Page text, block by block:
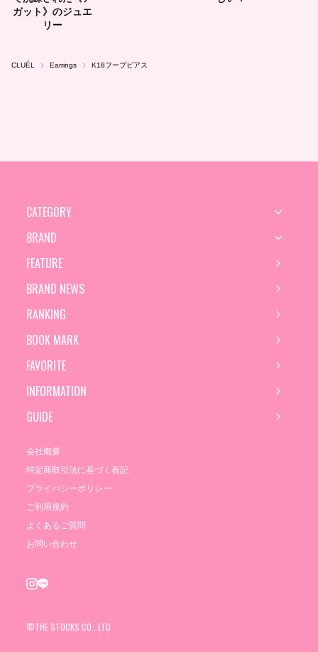
CLUÉL Earrings K18フープピアス
CATEGORY
BRAND
FEATURE
BRAND NEWS
RANKING
BOOK MARK
FAVORITE
INFORMATION
GUIDE
会社概要
特定商取引法に基づく表記
プライバシーポリシー
ご利用規約
よくあるご質問
お問い合わせ
©THE STOCKS CO., LTD